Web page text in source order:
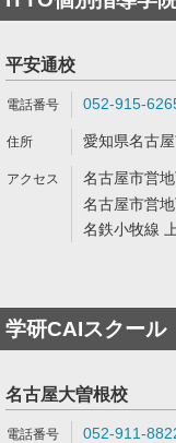
平安通校
052-915-
愛知県名古
名古屋市営
名古屋市営
名鉄小牧線
学研CAIスクール
名古屋大曽根校
052-911-